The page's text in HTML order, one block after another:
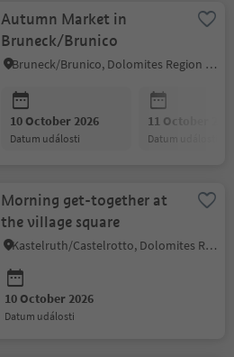
Autumn Market in
Bruneck/Brunico
Bruneck/Brunico, Dolomites Region Kronplatz/Plan de Corones
10 October 2026
datum události
11 October
datum události
Morning get-together at
the village square
Kastelruth/Castelrotto, Dolomites Region Seiser Alm
10 October 2026
datum události